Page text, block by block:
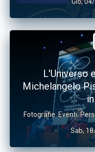
L'Universo
Michelangelo
Fotografie Eventi,
Sab,